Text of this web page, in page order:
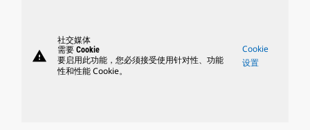
warning
社交媒体
需要 Cookie
要启用此功能，您必须接受使用针对性、功能
性和性能 Cookie。
Cookie
设置